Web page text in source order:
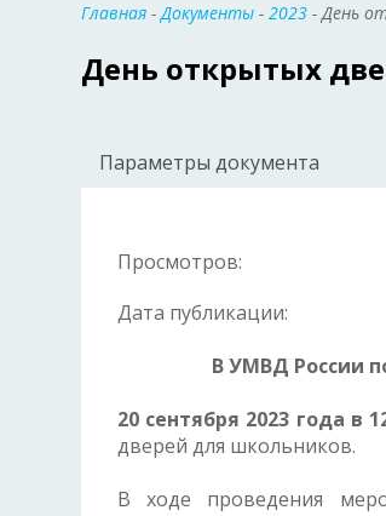
Главная -Документы - 2023 - День
День открытых
Параметры документа
Просмотров:
Дата публикации:
В УМВД России
20 сентября 2023 года в
дверей для школьников.
В ходе проведения